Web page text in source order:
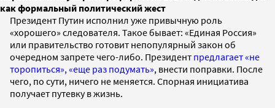
как формальный политический жест
Президент Путин исполнил уже привычную роль
«хорошего» следователя. Такое бывает: «Единая Россия»
или правительство готовит непопулярный закон об
очередном запрете чего-либо. Президент предлагает «не
торопиться», «еще раз подумать», внести поправки. После
чего, по сути, ничего не меняется. Спорная инициатива
получает путевку в жизнь.